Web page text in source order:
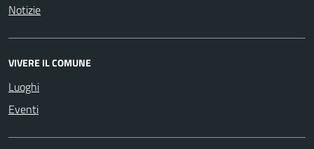
Notizie
VIVERE IL COMUNE
Luoghi
Eventi